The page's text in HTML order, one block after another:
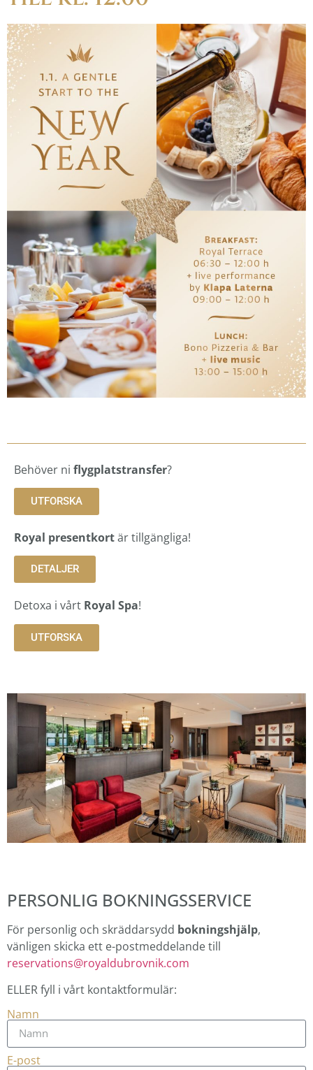
Behöver ni flygplatstransfer?
UTFORSKA
Royal presentkortär tillgängliga!
DETALJER
Detoxa i vårt Royal Spa!
UTFORSKA
PERSONLIG BOKNINGSSERVICE
För personlig och skräddarsydd bokningshjälp,
vänligen skicka ett e-postmeddelande till
reservations@royaldubrovnik.com
ELLER fyll i vårt kontaktformulär:
Namn
E-post